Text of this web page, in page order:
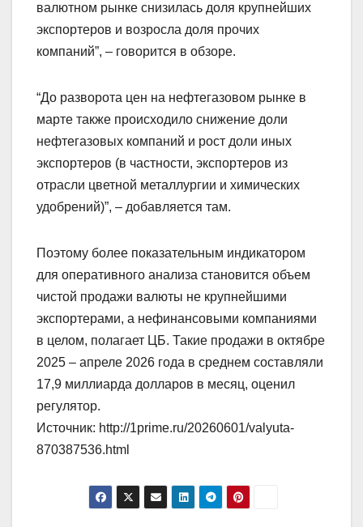
валютном рынке снизилась доля крупнейших
экспортеров и возросла доля прочих
компаний”, – говорится в обзоре.
“До разворота цен на нефтегазовом рынке в
марте также происходило снижение доли
нефтегазовых компаний и рост доли иных
экспортеров (в частности, экспортеров из
отрасли цветной металлургии и химических
удобрений)”, – добавляется там.
Поэтому более показательным индикатором
для оперативного анализа становится объем
чистой продажи валюты не крупнейшими
экспортерами, а нефинансовыми компаниями
в целом, полагает ЦБ. Такие продажи в октябре
2025 – апреле 2026 года в среднем составляли
17,9 миллиарда долларов в месяц, оценил
регулятор.
Источник: http://1prime.ru/20260601/valyuta-
870387536.html